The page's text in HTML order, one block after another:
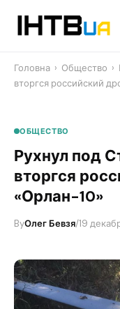
Головна › Общество ›
вторгся российский
ОБЩЕСТВО
Рухнул под
вторгся
«Орлан-10»
ByОлег Бевзя/19